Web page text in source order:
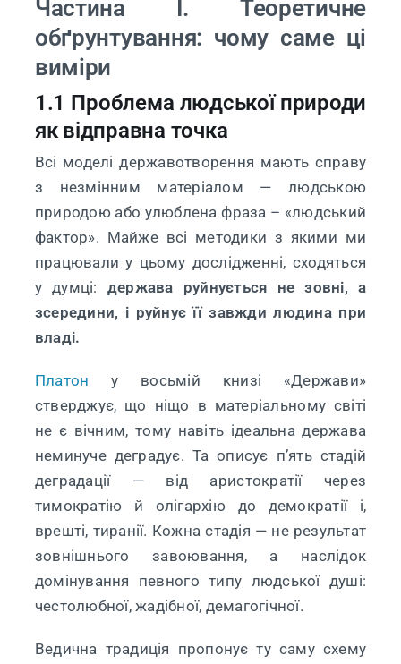
Частина I. Теоретичне
обґрунтування: чому саме ці
виміри
1.1 Проблема людської природи
як відправна точка
Всі моделі державотворення мають справу
з незмінним матеріалом — людською
природою або улюблена фраза – «людський
фактор». Майже всі методики з якими ми
працювали у цьому дослідженні, сходяться
у думці: держава руйнується не зовні, а
зсередини, і руйнує її завжди людина при
владі.
Платон у восьмій книзі «Держави»
стверджує, що ніщо в матеріальному світі
не є вічним, тому навіть ідеальна держава
неминуче деградує. Та описує п’ять стадій
деградації — від аристократії через
тимократію й олігархію до демократії і,
врешті, тиранії. Кожна стадія — не результат
зовнішнього завоювання, а наслідок
домінування певного типу людської душі:
честолюбної, жадібної, демагогічної.
Ведична традиція пропонує ту саму схему